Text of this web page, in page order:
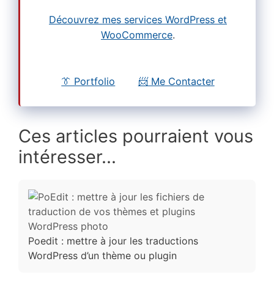
Découvrez mes services WordPress et
WooCommerce.
👔 Portfolio 📨 Me Contacter
Ces articles pourraient vous
intéresser...
Poedit : mettre à jour les traductions
WordPress d’un thème ou plugin